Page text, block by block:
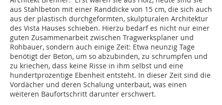
aus Stahlbeton mit einer Randdicke von 15 cm, die sich auch
aus der plastisch durchgeformten, skulpturalen Architektur
des Vista Hauses schieben. Hierzu bedarf es nicht nur einer
guten Zusammenarbeit zwischen Tragwerksplaner und
Rohbauer, sondern auch einige Zeit: Etwa neunzig Tage
benötigt der Beton, um so abzubinden, zu schrumpfen und
zu kriechen, dass keine Risse in ihm selbst und eine
hundertprozentige Ebenheit entsteht. In dieser Zeit sind die
Vordächer und deren Schalung unterbaut, was einen
weiteren Baufortschritt darunter erschwert.